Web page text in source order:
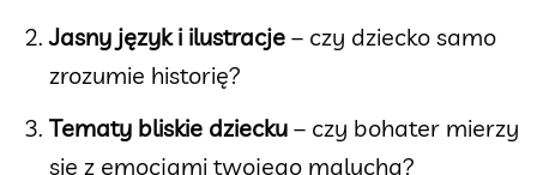
Jasny język i ilustracje – czy dziecko samo
zrozumie historię?
Tematy bliskie dziecku – czy bohater mierzy
się z emocjami twojego malucha?